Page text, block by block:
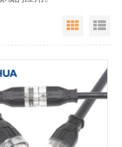
Grid